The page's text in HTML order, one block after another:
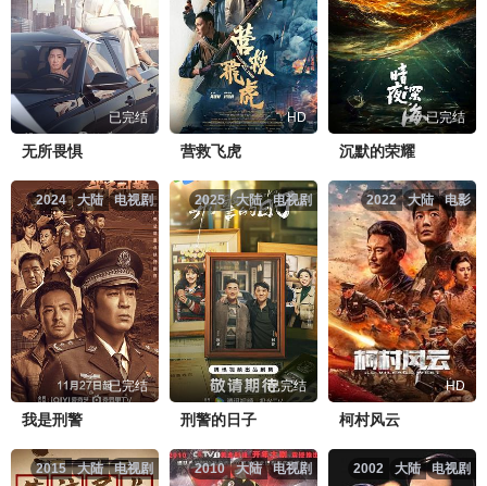
已完结
无所畏惧
HD
营救飞虎
已完结
沉默的荣耀
电视剧
大陆
2024
已完结
我是刑警
电视剧
大陆
2025
已完结
刑警的日子
电影
大陆
2022
HD
柯村风云
电视剧
大陆
2015 电视剧
大陆
2010 电视剧
大陆
2002